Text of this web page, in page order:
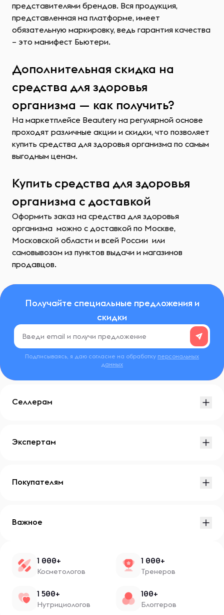
представителями брендов. Вся продукция,
представленная на платформе, имеет
обязательную маркировку, ведь гарантия качества
– это манифест Бьютери.
Дополнительная скидка на
средства для здоровья
организма — как получить?
На маркетплейсе Beautery на регулярной основе
проходят различные акции и скидки, что позволяет
купить средства для здоровья организма по самым
выгодным ценам.
Купить средства для здоровья
организма с доставкой
Оформить заказ на средства для здоровья
организма можно с доставкой по Москве,
Московской области и всей России или
самовывозом из пунктов выдачи и магазинов
продавцов.
Получайте специальные предложения и
скидки
Подписываясь, я даю согласие на обработку персональных
данных
Селлерам
Экспертам
Покупателям
Важное
1 000+
Косметологов
1 000+
Тренеров
1 500+
Нутрициологов
100+
Блоггеров